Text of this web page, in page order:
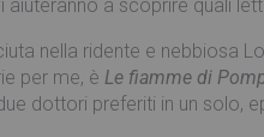
aiuteranno a scoprire quali
nella ridente e nebbiosa
per me, è Le fiamme di
dottori preferiti in un solo,